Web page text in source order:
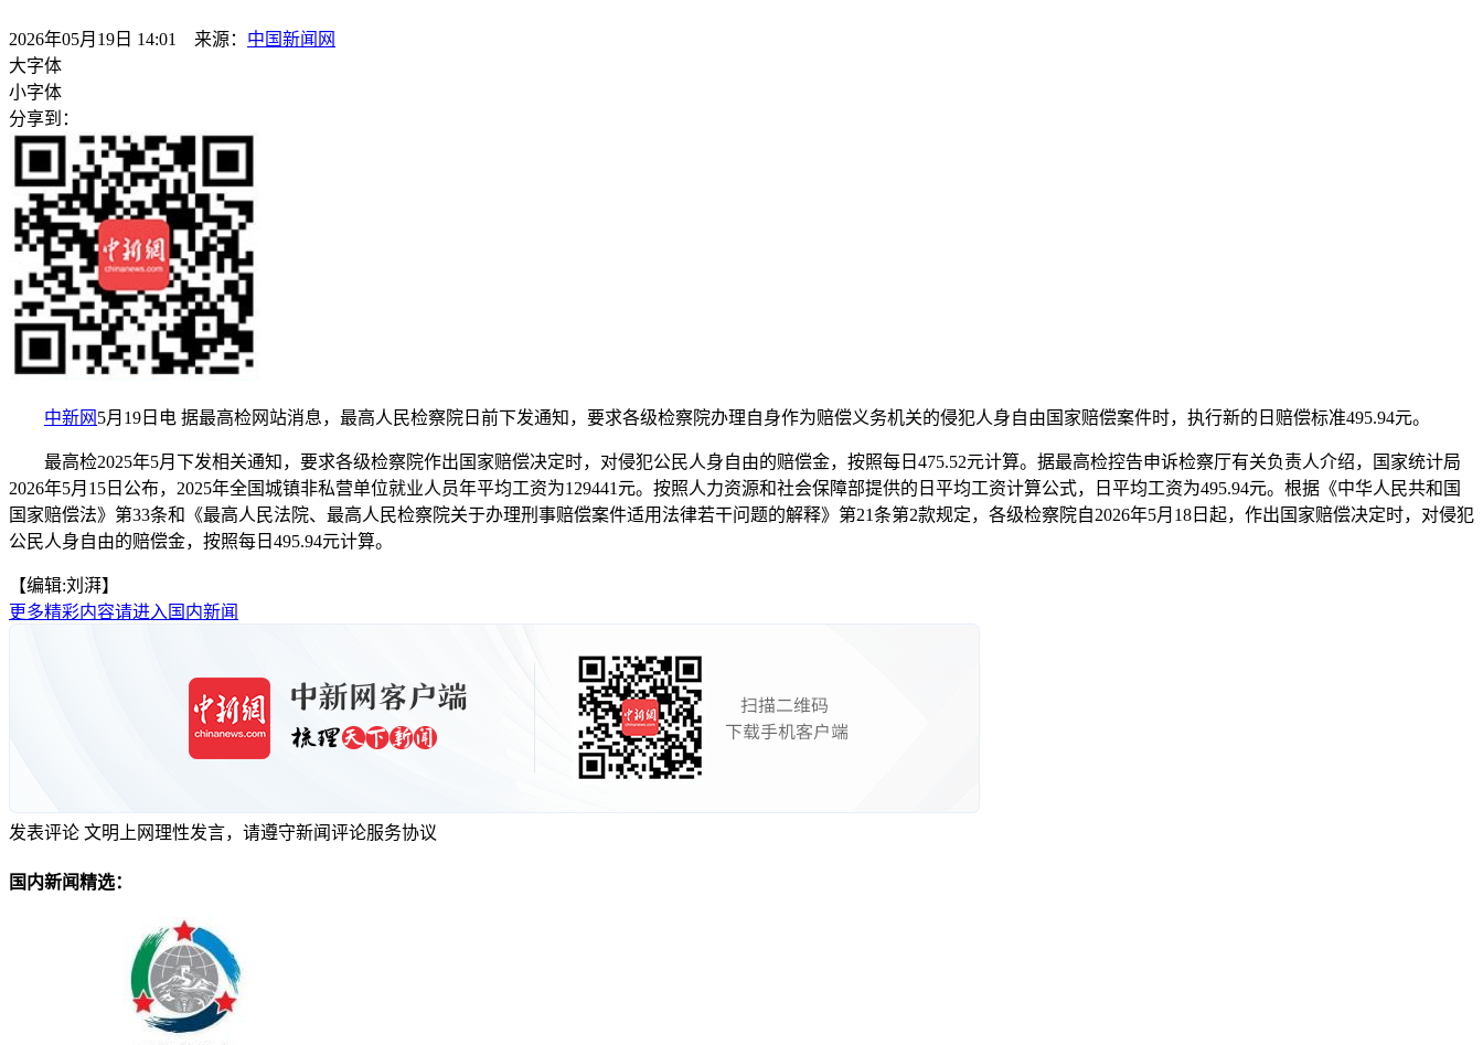
2026年05月19日 14:01 来源： 中国新闻网
大字体
小字体
分享到：
中新网 5月19日电 据最高检网站消息，最高人民检察院日前下发通知，要求各级检察院办理自身作为赔偿义务机关的侵犯人身自由国家赔偿案件时，执行新的日赔偿标准495.94元。
最高检2025年5月下发相关通知，要求各级检察院作出国家赔偿决定时，对侵犯公民人身自由的赔偿金，按照每日475.52元计算。据最高检控告申诉检察厅有关负责人介绍，国家统计局
2026年5月15日公布，2025年全国城镇非私营单位就业人员年平均工资为129441元。按照人力资源和社会保障部提供的日平均工资计算公式，日平均工资为495.94元。根据《中华人民共和国
国家赔偿法》第33条和《最高人民法院、最高人民检察院关于办理刑事赔偿案件适用法律若干问题的解释》第21条第2款规定，各级检察院自2026年5月18日起，作出国家赔偿决定时，对侵犯
公民人身自由的赔偿金，按照每日495.94元计算。
【编辑:刘湃】
更多精彩内容请进入国内新闻
发表评论 文明上网理性发言，请遵守新闻评论服务协议
国内新闻精选：